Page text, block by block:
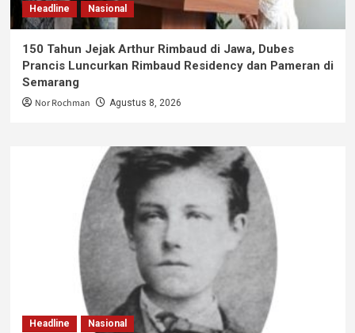
Headline Nasional
150 Tahun Jejak Arthur Rimbaud di Jawa, Dubes
Prancis Luncurkan Rimbaud Residency dan Pameran di
Semarang
Nor Rochman Agustus 8, 2026
Headline Nasional